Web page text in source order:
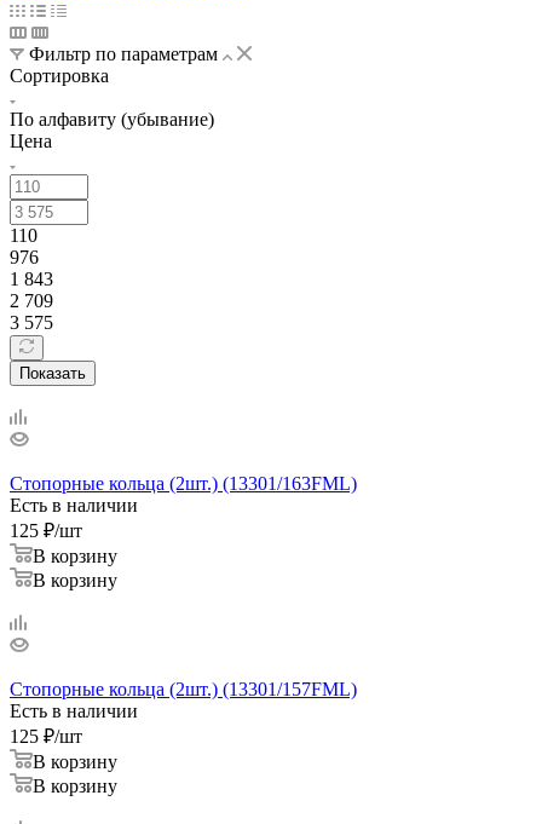
Фильтр по параметрам
Сортировка
По алфавиту (убывание)
Цена
110
976
1 843
2 709
3 575
Показать
Стопорные кольца (2шт.) (13301/163FML)
Есть в наличии
125 ₽/шт
В корзину
В корзину
Стопорные кольца (2шт.) (13301/157FML)
Есть в наличии
125 ₽/шт
В корзину
В корзину